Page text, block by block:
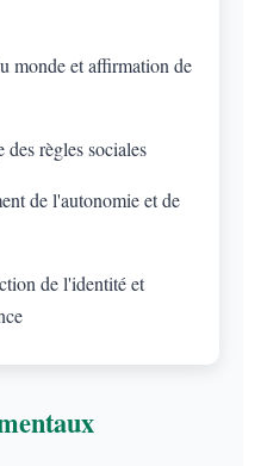
monde et affirmation de
règles sociales
de l'autonomie et de
de l'identité et